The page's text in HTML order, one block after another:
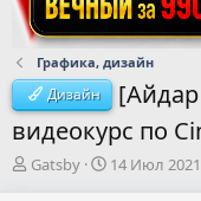
Графика, дизайн
Дизайн
видеокурс по
А
Gatsby
Д
14 Июл 2021